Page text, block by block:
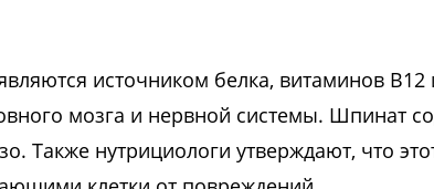
источником белка, витаминов B12
мозга и нервной системы. Шпинат
Также нутрициологи утверждают, что